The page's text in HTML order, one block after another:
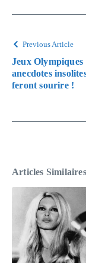
Previous Article
Jeux Olympiques
anecdotes
feront sourire !
Articles Similaires